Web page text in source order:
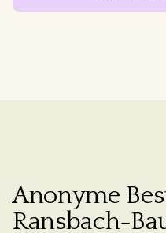
Anonyme
Ransbach-